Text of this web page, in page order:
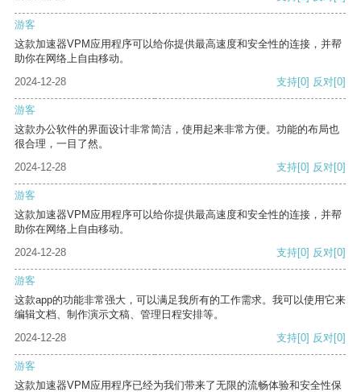
游客
这款加速器VPM应用程序可以给你提供最高速度和安全性的连接，并帮
助你在网络上自由移动。
2024-12-28
支持[0] 反对[0]
游客
这款办公软件的界面设计非常简洁，使用起来非常方便。功能的布局也
很合理，一目了然。
2024-12-28
支持[0] 反对[0]
游客
这款加速器VPM应用程序可以给你提供最高速度和安全性的连接，并帮
助你在网络上自由移动。
2024-12-28
支持[0] 反对[0]
游客
这款app的功能非常强大，可以满足我所有的工作需求。我可以使用它来
编辑文档、制作演示文稿、管理日程安排等。
2024-12-28
支持[0] 反对[0]
游客
这款加速器VPM应用程序已经为我们带来了无限的流畅体验和安全性保